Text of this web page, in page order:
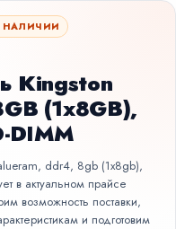
НАЛИЧИИ
Kingston
(1x8GB),
DIMM
ddr4, 8gb (1x8gb),
в актуальном прайсе
возможность поставки,
и подготовим